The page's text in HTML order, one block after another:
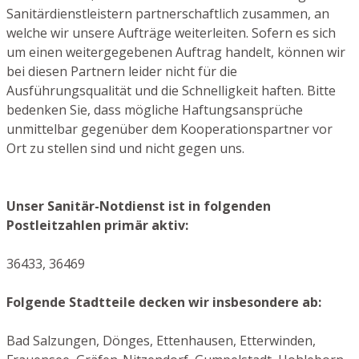
Sanitärdienstleistern partnerschaftlich zusammen, an
welche wir unsere Aufträge weiterleiten. Sofern es sich
um einen weitergegebenen Auftrag handelt, können wir
bei diesen Partnern leider nicht für die
Ausführungsqualität und die Schnelligkeit haften. Bitte
bedenken Sie, dass mögliche Haftungsansprüche
unmittelbar gegenüber dem Kooperationspartner vor
Ort zu stellen sind und nicht gegen uns.
Unser Sanitär-Notdienst ist in folgenden
Postleitzahlen primär aktiv:
36433, 36469
Folgende Stadtteile decken wir insbesondere ab:
Bad Salzungen, Dönges, Ettenhausen, Etterwinden,